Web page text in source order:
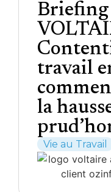
Briefing
travail
la
Vie au Travail